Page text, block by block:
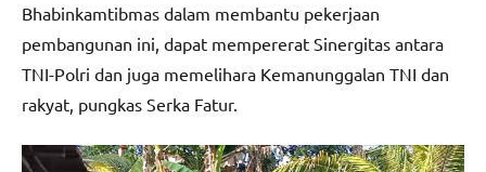
Bhabinkamtibmas dalam membantu pekerjaan
pembangunan ini, dapat mempererat Sinergitas antara
TNI-Polri dan juga memelihara Kemanunggalan TNI dan
rakyat, pungkas Serka Fatur.